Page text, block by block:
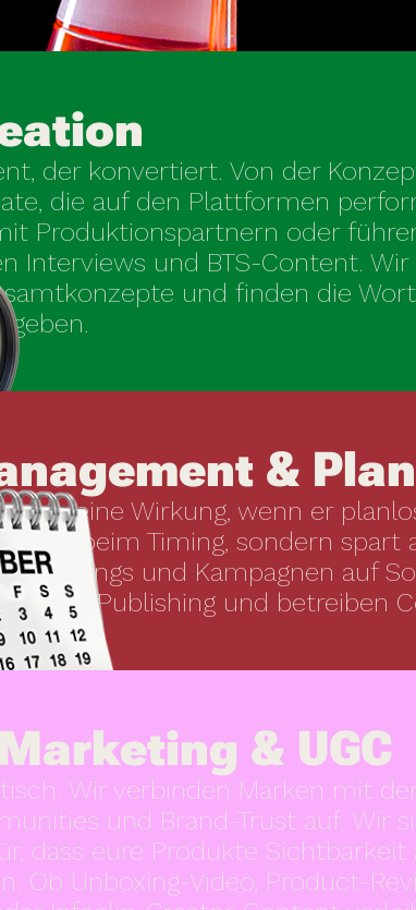
der konvertiert. Von der
die auf den Plattformen
Produktionspartnern oder
Interviews und BTS-Content. Wir
und finden die
&
seine Wirkung, wenn er
nur beim Timing, sondern spart
Postings und Kampagnen auf
Publishing und betreiben
& UGC
Wir verbinden Marken mit
und Brand-Trust auf. Wir
dass eure Produkte Sichtbarkeit
Ob Unboxing-Video, Product-